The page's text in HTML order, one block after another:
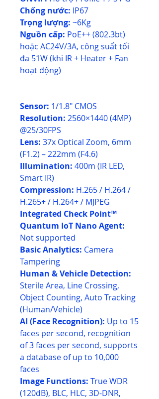
Chống nước: IP67
Trọng lượng: ~6Kg
Nguồn cấp: PoE++ (802.3bt)
hoặc AC24V/3A, công suất tối
đa 51W (khi IR + Heater + Fan
hoạt động)
Sensor: 1/1.8" CMOS
Resolution: 2560×1440 (4MP)
@25/30FPS
Lens: 37x Optical Zoom, 6mm
(F1.2) – 222mm (F4.6)
Illumination: 400m (IR LED,
Smart IR)
Compression: H.265 / H.264 /
H.265+ / H.264+ / MJPEG
Integrated Check Point™
Quantum IoT Nano Agent:
Not supported
Basic Analytics: Camera
Tampering
Human & Vehicle Detection:
Sterile Area, Line Crossing,
Object Counting, Auto Tracking
(Human/Vehicle)
AI (Face Recognition): Up to 15
faces per second, recognition
of 3 faces per second, supports
a database of up to 10,000
faces
Image Functions: True WDR
(120dB), BLC, HLC, 3D-DNR,